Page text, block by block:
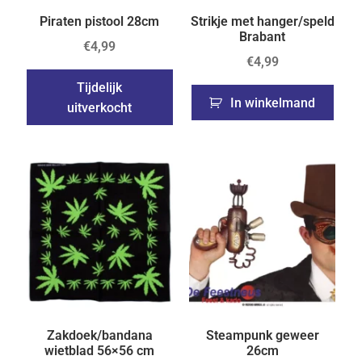
Piraten pistool 28cm
€4,99
Tijdelijk
uitverkocht
Strikje met hanger/speld
Brabant
€4,99
In winkelmand
Zakdoek/bandana
wietblad 56×56 cm
Steampunk geweer
26cm